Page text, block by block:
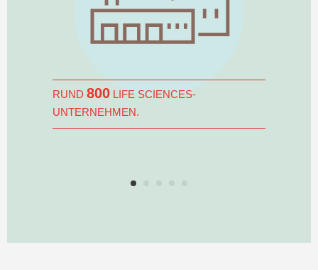
RUND 800 LIFE SCIENCES-
UNTERNEHMEN.